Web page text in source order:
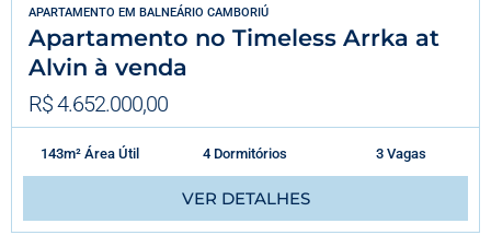
APARTAMENTO EM BALNEÁRIO CAMBORIÚ
Apartamento no Timeless Arrka at
Alvin à venda
R$ 4.652.000,00
143m² Área Útil 4 Dormitórios 3 Vagas
VER DETALHES